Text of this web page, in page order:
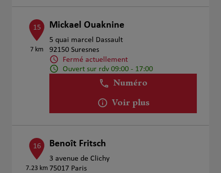
15
7 km
Mickael Ouaknine
5 quai marcel Dassault
92150 Suresnes
Fermé actuellement
Ouvert sur rdv 09:00 - 17:00
Numéro
Voir plus
16
7.23 km
Benoît Fritsch
3 avenue de Clichy
75017 Paris